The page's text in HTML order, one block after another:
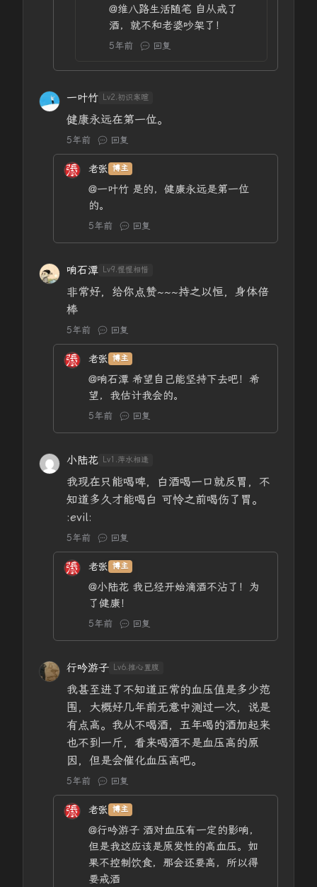
@维八路生活随笔 自从戒了
酒，就不和老婆吵架了！
5年前 回复
一叶竹 Lv2.初识寒暄
健康永远在第一位。
5年前 回复
老张 博主
@一叶竹 是的，健康永远是第一位
的。
5年前 回复
响石潭 Lv9.惺惺相惜
非常好，给你点赞~~~持之以恒，身体倍
棒
5年前 回复
老张 博主
@响石潭 希望自己能坚持下去吧！希
望，我估计我会的。
5年前 回复
小陆花 Lv1.萍水相逢
我现在只能喝啤，白酒喝一口就反胃，不
知道多久才能喝白 可怜之前喝伤了胃。
:evil:
5年前 回复
老张 博主
@小陆花 我已经开始滴酒不沾了！为
了健康！
5年前 回复
行吟游子 Lv6.推心置腹
我甚至进了不知道正常的血压值是多少范
围，大概好几年前无意中测过一次，说是
有点高。我从不喝酒，五年喝的酒加起来
也不到一斤，看来喝酒不是血压高的原
因，但是会催化血压高吧。
5年前 回复
老张 博主
@行吟游子 酒对血压有一定的影响，
但是我这应该是原发性的高血压。如
果不控制饮食，那会还要高，所以得
要戒酒